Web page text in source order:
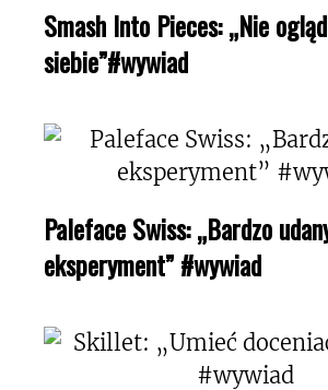
Smash Into Pieces: „Nie
siebie”#wywiad
Paleface Swiss: „Bardzo
eksperyment” #wywiad